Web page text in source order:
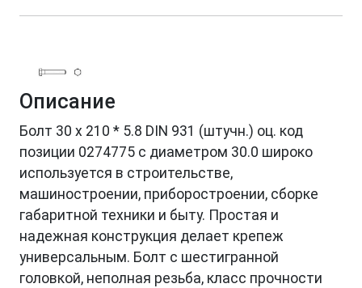
Описание
Болт 30 х 210 * 5.8 DIN 931 (штучн.) оц. код
позиции 0274775 с диаметром 30.0 широко
используется в строительстве,
машиностроении, приборостроении, сборке
габаритной техники и быту. Простая и
надежная конструкция делает крепеж
универсальным. Болт с шестигранной
головкой, неполная резьба, класс прочности